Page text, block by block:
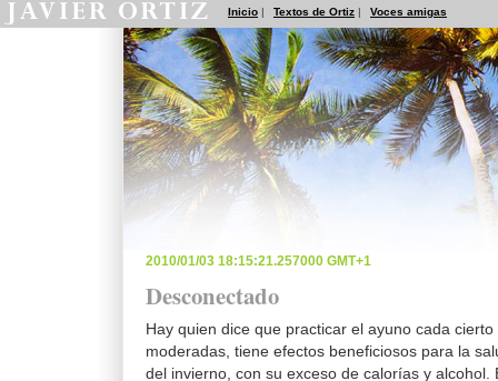
Inicio | Textos de Ortiz | Voces amigas
2010/01/03 18:15:21.257000 GMT+1
Desconectado
Hay quien dice que practicar el ayuno cada
moderadas, tiene efectos beneficiosos para la
del invierno, con su exceso de calorías y alcohol.